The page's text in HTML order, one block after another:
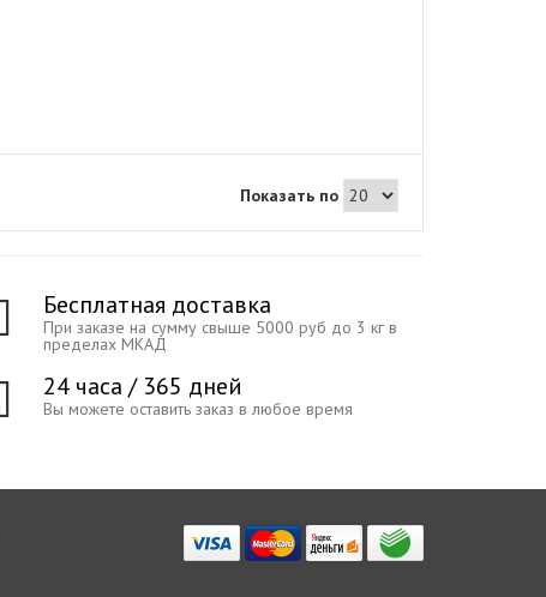
Показать по
Бесплатная доставка
При заказе на сумму свыше 5000 руб до 3 кг в
пределах МКАД
24 часа / 365 дней
Вы можете оставить заказ в любое время